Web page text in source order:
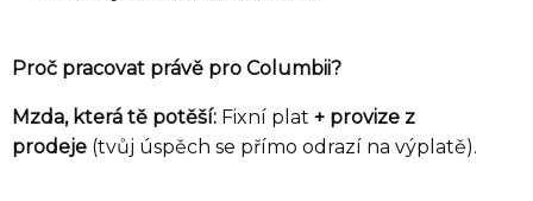
Proč pracovat právě pro Columbii?
Mzda, která tě potěší: Fixní plat + provize z
prodeje (tvůj úspěch se přímo odrazí na výplatě).